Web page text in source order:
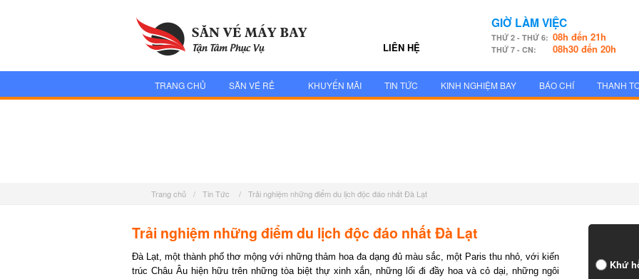
LIÊN HỆ
GIỜ LÀM VIỆC
THỨ 2 - THỨ 6: 08h đến 21h
THỨ 7 - CN: 08h30 đến 20h
TRANG CHỦ SĂN VÉ RẺ KHUYẾN MÃI TIN TỨC KINH NGHIỆM BAY BÁO CHÍ THANH
Trang chủ / Tin Tức / Trải nghiệm những điểm du lịch độc đáo nhất Đà Lạt
Trải nghiệm những điểm du lịch độc đáo nhất Đà Lạt
Đà Lạt, một thành phố thơ mộng với những thảm hoa đa dạng đủ màu sắc, một Paris thu nhỏ, với kiến
trúc Châu Âu hiện hữu trên những tòa biệt thự xinh xắn, những lối đi đầy hoa và cỏ dại, những ngôi
Khứ